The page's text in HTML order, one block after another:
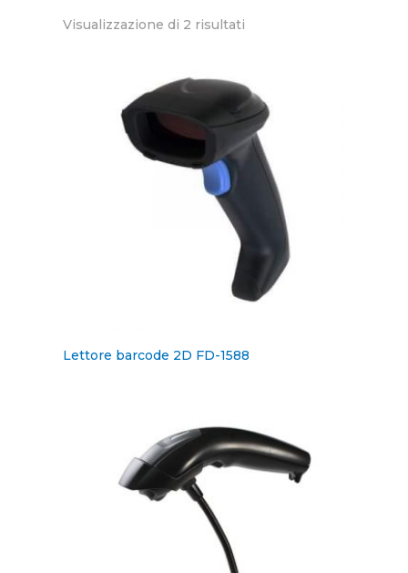
Visualizzazione di 2 risultati
Lettore barcode 2D FD-1588